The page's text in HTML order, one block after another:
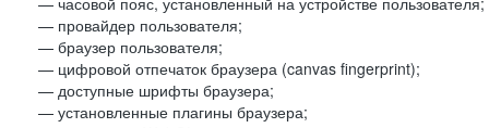
— провайдер пользователя;
— браузер пользователя;
— цифровой отпечаток браузера (canvas fingerprint);
— доступные шрифты браузера;
— установленные плагины браузера;